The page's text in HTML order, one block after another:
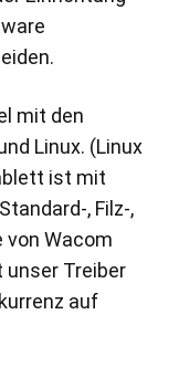
mit den
Linux. (Linux
ist mit
, Filz-,
von Wacom
Treiber
auf